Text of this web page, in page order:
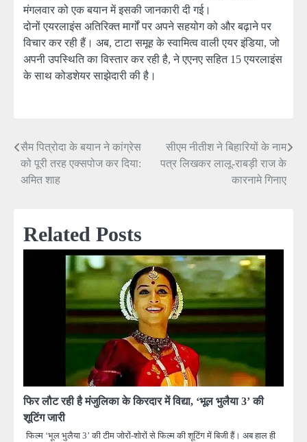
मंगलवार को एक बयान में इसकी जानकारी दी गई।
दोनों एयरलाइंस अतिरिक्त मार्गों पर अपने सहयोग को और बढ़ाने पर
विचार कर रही हैं। अब, टाटा समूह के स्वामित्व वाली एयर इंडिया, जो
अपनी उपस्थिति का विस्तार कर रही है, ने एएनए सहित 15 एयरलाइंस
के साथ कोडशेयर साझेदारी की है।
Post
navigation
सैम पित्रोदा के बयान ने कांग्रेस
को पूरी तरह एक्सपोज कर दिया:
अमित शाह
सीएम नीतीश ने बिहारियों के नाम
पत्र लिखकर लालू-राबड़ी राज के
कारनामे गिनाए
Related Posts
फिर लौट रही है मंजुलिका के किरदार में विद्या, ‘भूल भुलैया 3’ की
शूटिंग जारी
फिल्म ‘भूल भुलैया 3’ की टीम जोरों-शोरों से फिल्म की शूटिंग में बिजी हैं। अब हाल ही